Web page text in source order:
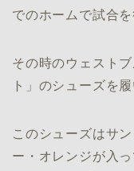
でのホームで試合を
その時のウェスト
ト」のシューズを履
このシューズはサ
ー・オレンジが入